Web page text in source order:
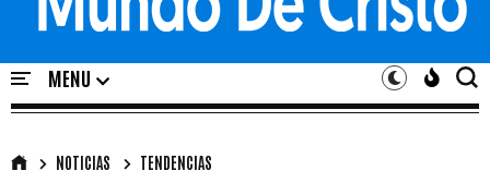
NOTICIAS TENDENCIAS